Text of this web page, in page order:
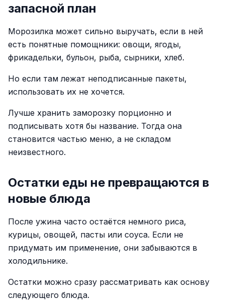
запасной план
Морозилка может сильно выручать, если в ней
есть понятные помощники: овощи, ягоды,
фрикадельки, бульон, рыба, сырники, хлеб.
Но если там лежат неподписанные пакеты,
использовать их не хочется.
Лучше хранить заморозку порционно и
подписывать хотя бы название. Тогда она
становится частью меню, а не складом
неизвестного.
Остатки еды не превращаются в
новые блюда
После ужина часто остаётся немного риса,
курицы, овощей, пасты или соуса. Если не
придумать им применение, они забываются в
холодильнике.
Остатки можно сразу рассматривать как основу
следующего блюда.